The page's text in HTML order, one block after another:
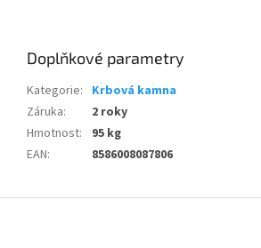
Doplňkové parametry
Kategorie: Krbová kamna
Záruka:
2 roky
Hmotnost:
95 kg
EAN: 8586008087806